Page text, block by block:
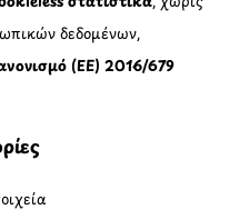
δεδομένων,
(ΕΕ) 2016/679